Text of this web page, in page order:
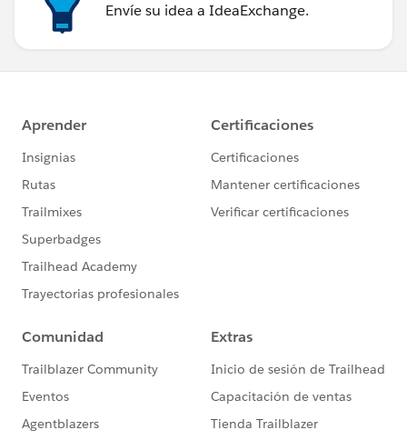
Envíe su idea a IdeaExchange.